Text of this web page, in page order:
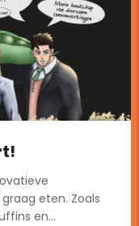
eten. Zoals
en...